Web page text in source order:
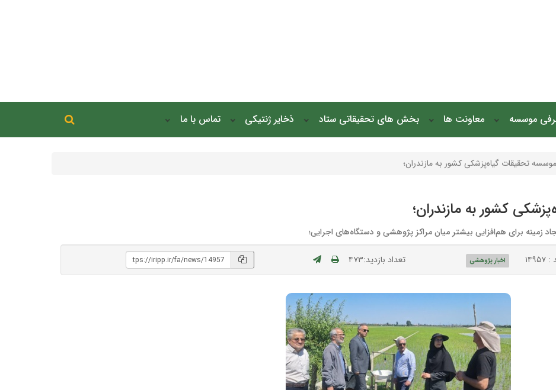
موسسه معاونت ها بخش های تحقیقاتی ستاد ذخایر ژنتیکی تماس با ما جستجو
تحقیقات گیاه‌پزشکی کشور به مازندران؛
کشور به مازندران؛
زمینه‌ برای هم‌افزایی بیشتر میان مراکز پژوهشی و دستگاه‌های اجرایی؛
اخبار پژوهشی تعداد بازدید:۴۷۳